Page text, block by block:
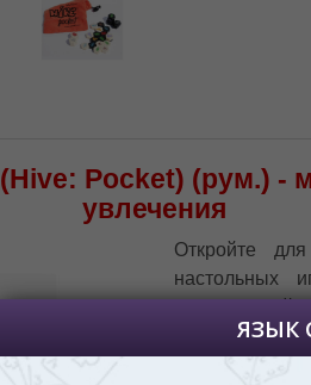
Pocket) (рум.) -
увлечения
Откройте
настольных
Карманный
переключить язык сайта, то это можно
правом верхнем углу страницы.